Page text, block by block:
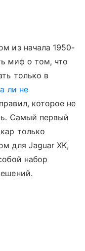
из начала 1950-
миф о том, что
только в
ли не
которое не
Самый первый
только
для Jaguar XK,
набор